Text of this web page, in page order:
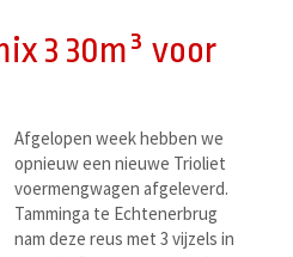
3 30m³ voor
Afgelopen week hebben we
opnieuw een nieuwe Trioliet
voermengwagen afgeleverd.
Tamminga te Echtenerbrug
nam deze reus met 3 vijzels in